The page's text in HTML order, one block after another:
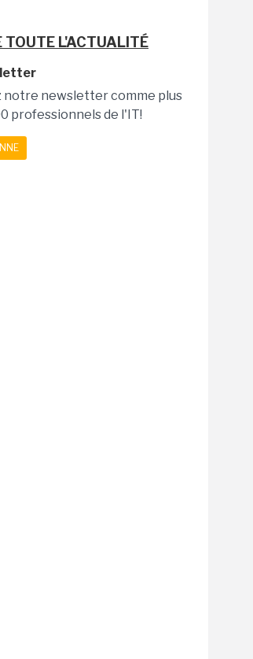
TOUTE L'ACTUALITÉ
notre newsletter comme plus
professionnels de l'IT!